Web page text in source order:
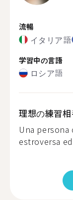
流暢
イタリア語
学習中の言語
ロシア語
理想の練習
Una
estroversa